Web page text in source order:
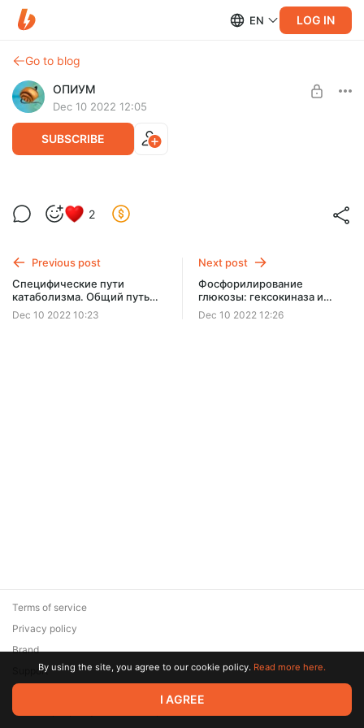
EN LOG IN
Go to blog
ОПИУМ
Dec 10 2022 12:05
SUBSCRIBE
Распад гликогена (гликогенолиз)
SUBSCRIBE
2
Previous post
Специфические пути
катаболизма. Общий путь
катаболизма для белков,
жиров и углеводов. Другие
Dec 10 2022 10:23
Next post
Фосфорилирование
глюкозы: гексокиназа и
глюкокиназа. Этапы синтеза
гликогена (2 видео)
Dec 10 2022 12:26
© 2026 Zaya Solutions Limited. All rights reserved. All trademarks
are the property of their respective owners.
Terms of service
Privacy policy
Brand
SupportBy using the site, you agree to our cookie policy. Read more here.
I AGREE